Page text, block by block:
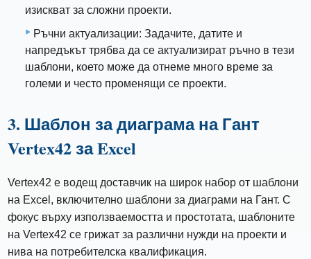
изискват за сложни проекти.
Ръчни актуализации: Задачите, датите и
напредъкът трябва да се актуализират ръчно в тези
шаблони, което може да отнеме много време за
големи и често променящи се проекти.
3. Шаблон за диаграма на Гант
Vertex42 за Excel
Vertex42 е водещ доставчик на широк набор от шаблони
на Excel, включително шаблони за диаграми на Гант. С
фокус върху използваемостта и простотата, шаблоните
на Vertex42 се грижат за различни нужди на проекти и
нива на потребителска квалификация.